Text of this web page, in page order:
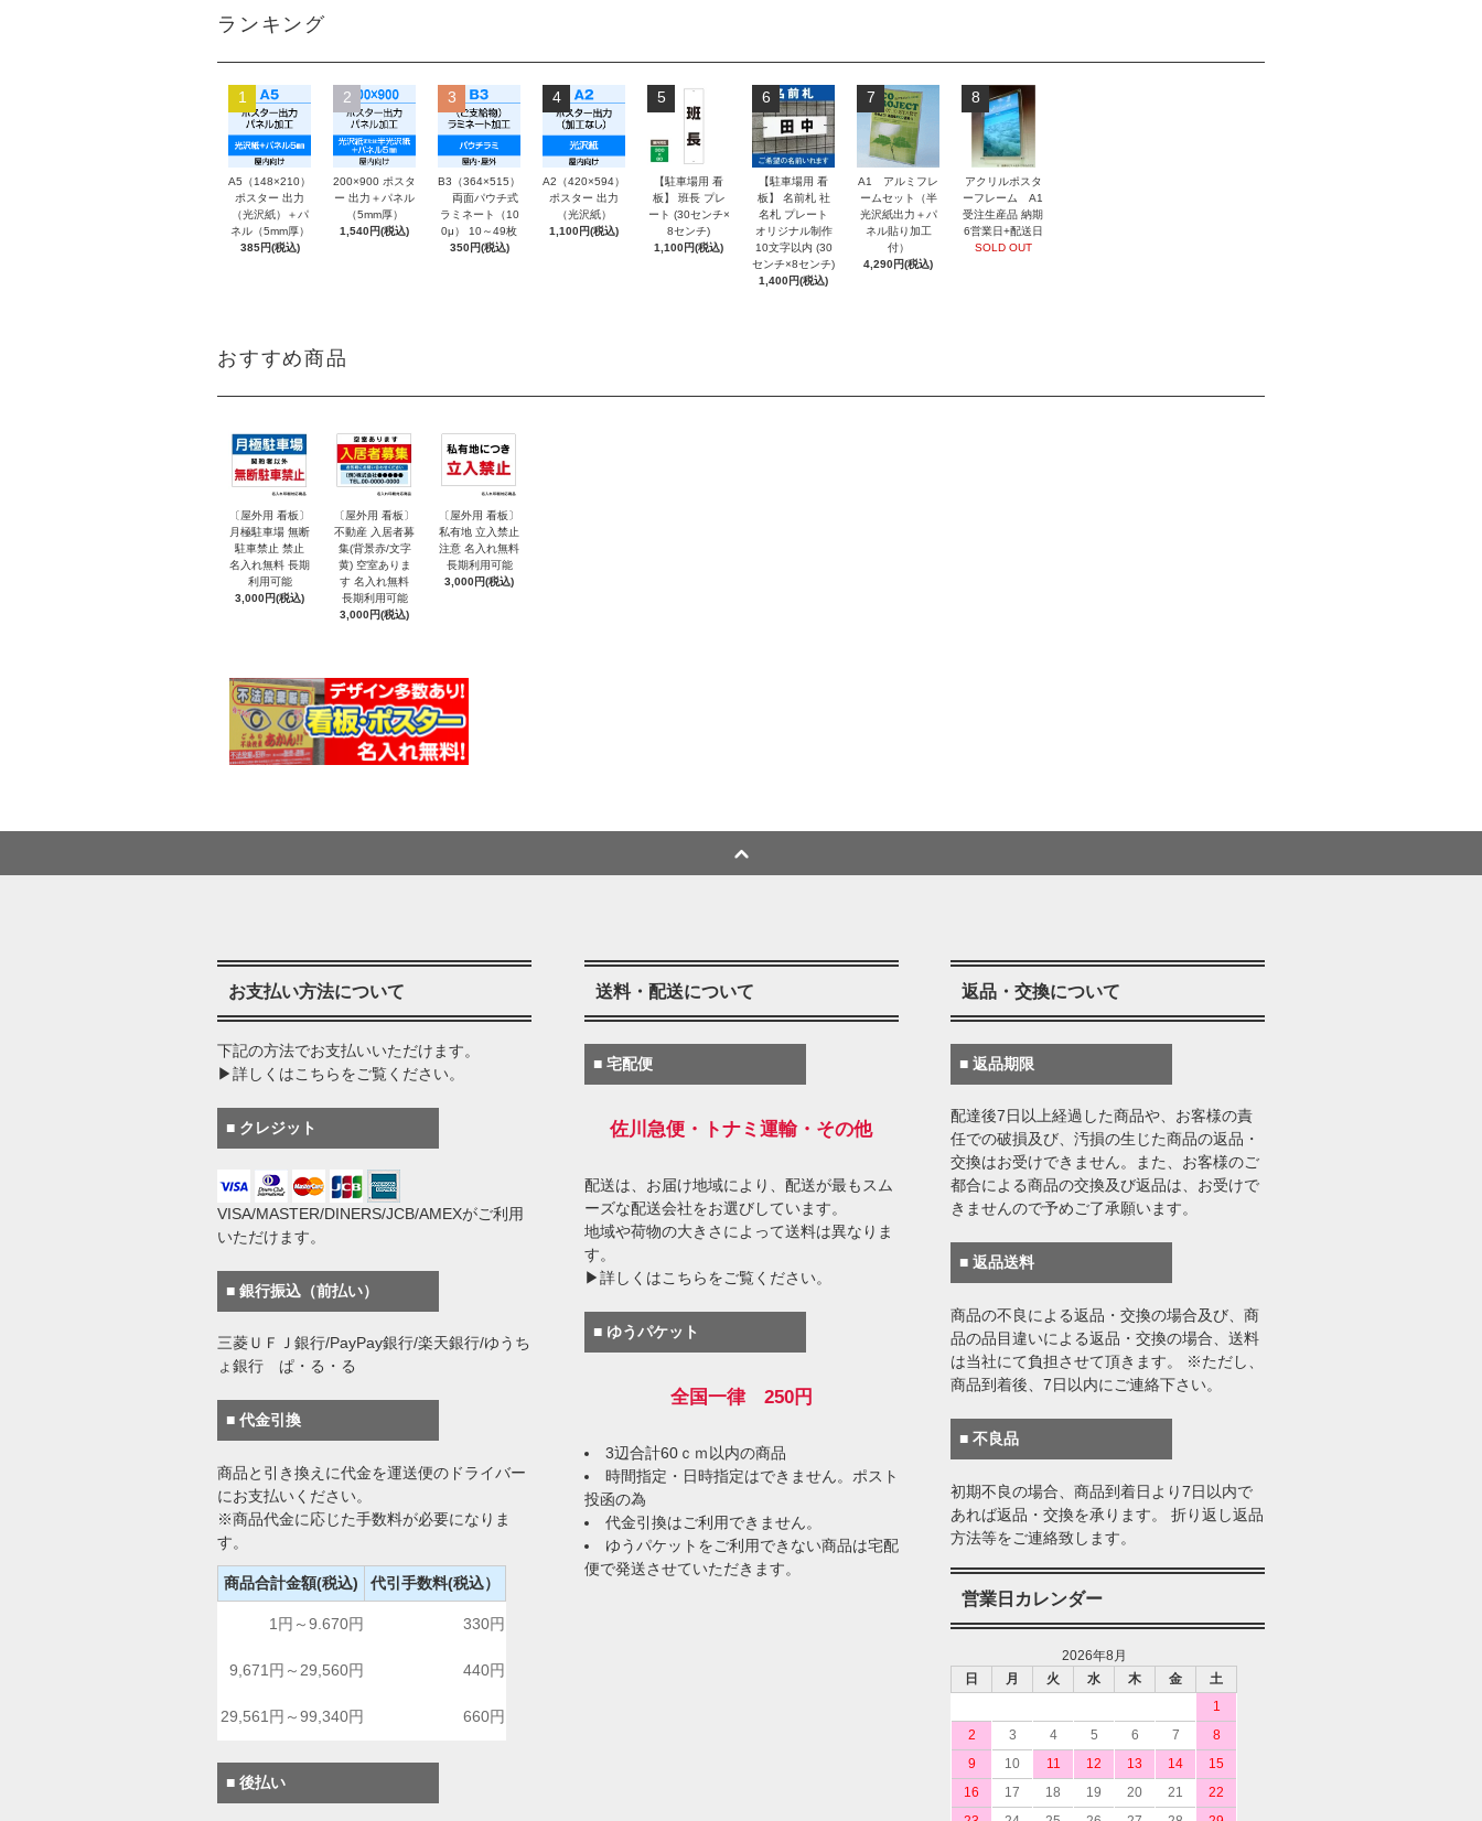
ランキング
1
A5（148×210）
ポスター 出力
（光沢紙）＋パ
ネル（5mm厚）
385円(税込)
2
200×900 ポスタ
ー 出力＋パネル
（5mm厚）
1,540円(税込)
3
B3（364×515）
両面パウチ式
ラミネート（10
0μ） 10～49枚
350円(税込)
4
A2（420×594）
ポスター 出力
（光沢紙）
1,100円(税込)
5
【駐車場用 看
板】 班長 プレ
ート (30センチ×
8センチ)
1,100円(税込)
6
【駐車場用 看
板】 名前札 社
名札 プレート
オリジナル制作
10文字以内 (30
センチ×8センチ)
1,400円(税込)
7
A1 アルミフレ
ームセット（半
光沢紙出力＋パ
ネル貼り加工
付）
4,290円(税込)
8
アクリルポスタ
ーフレーム A1
受注生産品 納期
6営業日+配送日
SOLD OUT
おすすめ商品
〔屋外用 看板〕
月極駐車場 無断
駐車禁止 禁止
名入れ無料 長期
利用可能
3,000円(税込)
〔屋外用 看板〕
不動産 入居者募
集(背景赤/文字
黄) 空室ありま
す 名入れ無料
長期利用可能
3,000円(税込)
〔屋外用 看板〕
私有地 立入禁止
注意 名入れ無料
長期利用可能
3,000円(税込)
お支払い方法について
下記の方法でお支払いいただけます。
▶詳しくはこちらをご覧ください。
■ クレジット
VISA/MASTER/DINERS/JCB/AMEXがご利用
いただけます。
■ 銀行振込（前払い）
三菱ＵＦＪ銀行/PayPay銀行/楽天銀行/ゆうち
ょ銀行 ぱ・る・る
■ 代金引換
商品と引き換えに代金を運送便のドライバー
にお支払いください。
※商品代金に応じた手数料が必要になりま
す。
商品合計金額(税込) 代引手数料(税込）
1円～9.670円 330円
9,671円～29,560円 440円
29,561円～99,340円 660円
■ 後払い
送料・配送について
■ 宅配便
佐川急便・トナミ運輸・その他
配送は、お届け地域により、配送が最もスム
ーズな配送会社をお選びしています。
地域や荷物の大きさによって送料は異なりま
す。
▶詳しくはこちらをご覧ください。
■ ゆうパケット
全国一律 250円
3辺合計60ｃｍ以内の商品
時間指定・日時指定はできません。ポスト
投函の為
代金引換はご利用できません。
ゆうパケットをご利用できない商品は宅配
便で発送させていただきます。
返品・交換について
■ 返品期限
配達後7日以上経過した商品や、お客様の責
任での破損及び、汚損の生じた商品の返品・
交換はお受けできません。また、お客様のご
都合による商品の交換及び返品は、お受けで
きませんので予めご了承願います。
■ 返品送料
商品の不良による返品・交換の場合及び、商
品の品目違いによる返品・交換の場合、送料
は当社にて負担させて頂きます。 ※ただし、
商品到着後、7日以内にご連絡下さい。
■ 不良品
初期不良の場合、商品到着日より7日以内で
あれば返品・交換を承ります。 折り返し返品
方法等をご連絡致します。
営業日カレンダー
2026年8月
日
月 火 水 木 金
土
1
2
3 4 5 6 7
8
9
10 11 12 13 14
15
16
17 18 19 20 21
22